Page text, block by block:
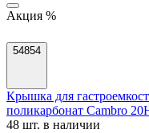
Акция %
54854
Крышка для
поликарбонат Cambro
48 шт. в наличии